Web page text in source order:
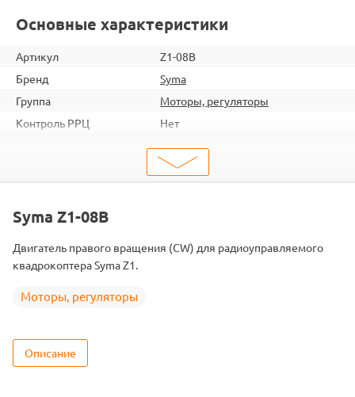
Основные характеристики
Артикул
Z1-08B
Бренд
Syma
Группа
Моторы, регуляторы
Контроль РРЦ
Нет
2000000053110
Моторы
Подходит
Syma Z1-08B
Двигатель правого вращения (CW) для радиоуправляемого
квадрокоптера Syma Z1.
Моторы, регуляторы
Описание